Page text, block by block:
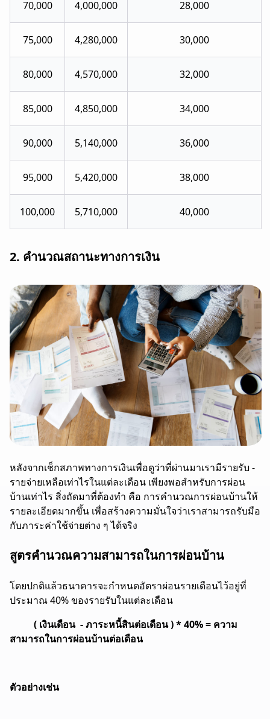
70,000 4,000,000 28,000
75,000 4,280,000 30,000
80,000 4,570,000 32,000
85,000 4,850,000 34,000
90,000 5,140,000 36,000
95,000 5,420,000 38,000
100,000 5,710,000 40,000
2. คำนวณสถานะทางการเงิน
หลังจากเช็กสภาพทางการเงินเพื่อดูว่าที่ผ่านมาเรามีรายรับ -
รายจ่ายเหลือเท่าไรในแต่ละเดือน เพียงพอสำหรับการผ่อน
บ้านเท่าไร สิ่งถัดมาที่ต้องทำ คือ การคำนวณการผ่อนบ้านให้
รายละเอียดมากขึ้น เพื่อสร้างความมั่นใจว่าเราสามารถรับมือ
กับภาระค่าใช้จ่ายต่าง ๆ ได้จริง
สูตรคำนวณความสามารถในการผ่อนบ้าน
โดยปกติแล้วธนาคารจะกำหนดอัตราผ่อนรายเดือนไว้อยู่ที่
ประมาณ 40% ของรายรับในแต่ละเดือน
( เงินเดือน - ภาระหนี้สินต่อเดือน ) * 40% = ความ
สามารถในการผ่อนบ้านต่อเดือน
ตัวอย่างเช่น